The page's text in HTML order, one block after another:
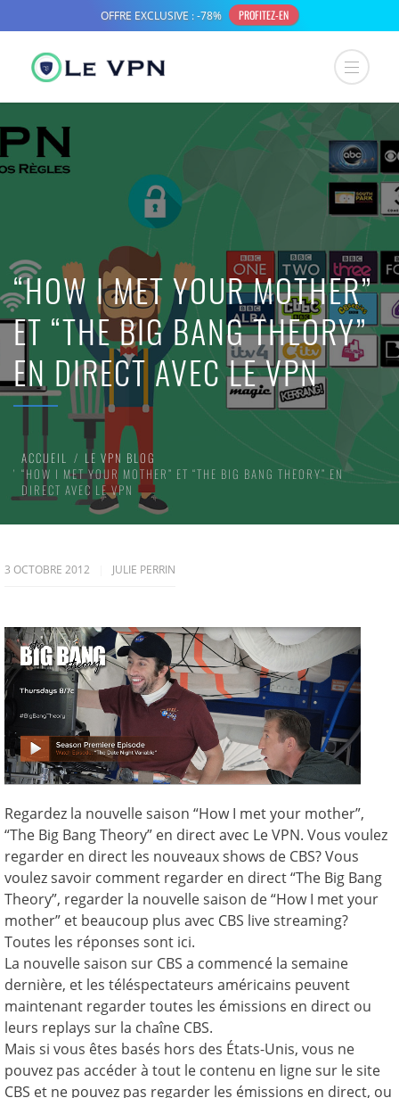
“HOW I MET YOUR MOTHER”
ET “THE BIG BANG THEORY”
EN DIRECT AVEC LE VPN
ACCUEIL
LE VPN BLOG
“HOW I MET YOUR MOTHER” ET “THE BIG BANG THEORY” EN
DIRECT AVEC LE VPN
3 OCTOBRE 2012 JULIE PERRIN
Regardez la nouvelle saison “How I met your mother”,
“The Big Bang Theory” en direct avec Le VPN. Vous voulez
regarder en direct les nouveaux shows de CBS? Vous
voulez savoir comment regarder en direct “The Big Bang
Theory”, regarder la nouvelle saison de “How I met your
mother” et beaucoup plus avec CBS live streaming?
Toutes les réponses sont ici.
La nouvelle saison sur CBS a commencé la semaine
dernière, et les téléspectateurs américains peuvent
maintenant regarder toutes les émissions en direct ou
leurs replays sur la chaîne CBS.
Mais si vous êtes basés hors des États-Unis, vous ne
pouvez pas accéder à tout le contenu en ligne sur le site
CBS et ne pouvez pas regarder les émissions en direct, ou